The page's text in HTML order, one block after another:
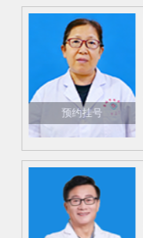
预约挂号